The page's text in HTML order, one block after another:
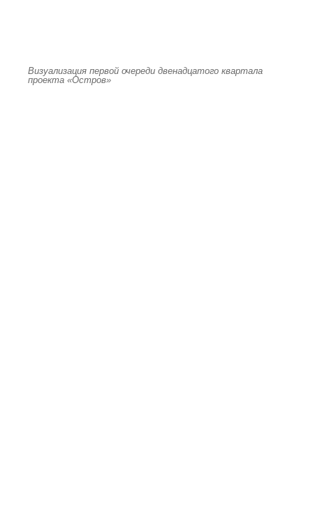
Визуализация первой очереди двенадцатого квартала
проекта «Остров»